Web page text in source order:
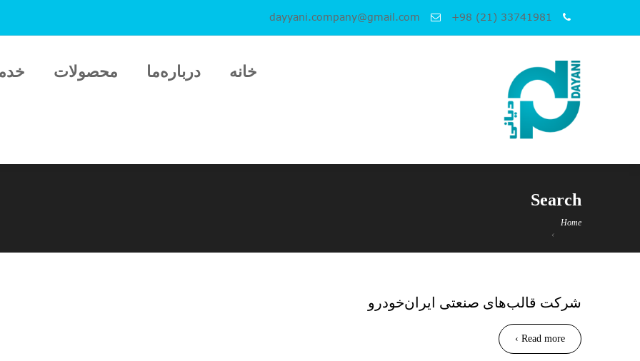
dayyani.company@gmail.com +98 (21) 33741981
خانه درباره‌ما محصولات
Search
Home
شرکت قالب‌های صنعتی ایران‌خودرو
Read more ›